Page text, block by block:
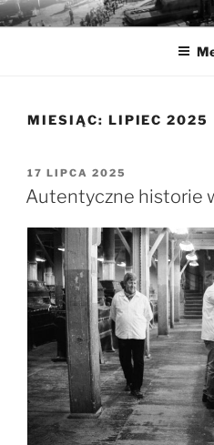
Przejdź
do
MUZEA
Ochrona zabytków techniki
MIESIĄC: LIPIEC 2025
OPUBLIKOWANE
W
17 LIPCA 2025
Autentyczne historie